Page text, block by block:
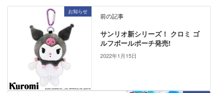
お知らせ
前の記事
サンリオ新シリーズ！ クロミ ゴ
ルフボールポーチ発売!
2022年1月15日